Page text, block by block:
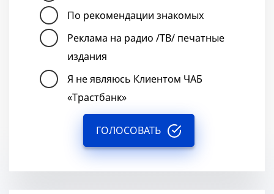
По рекомендации знакомых
Реклама на радио /ТВ/ печатные
издания
Я не являюсь Клиентом ЧАБ
«Трастбанк»
ГОЛОСОВАТЬ